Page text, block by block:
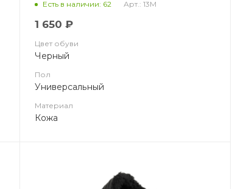
Есть в наличии: 62 Арт.: 13М
1 650 ₽
Цвет обуви
Черный
Пол
Универсальный
Материал
Кожа